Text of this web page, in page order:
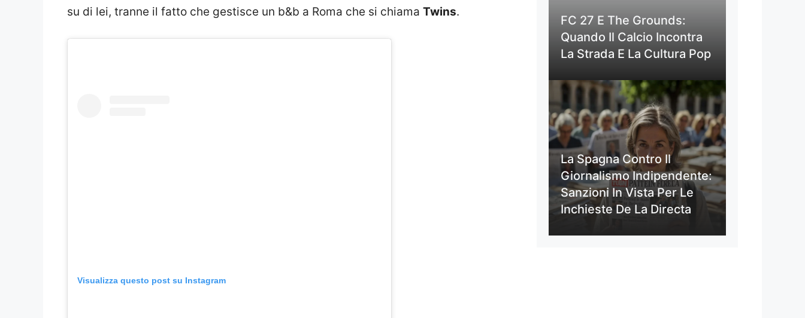
su di lei, tranne il fatto che gestisce un b&b a Roma che si chiama Twins.
Visualizza questo post su Instagram
FC 27 E The Grounds:
Quando Il Calcio Incontra
La Strada E La Cultura Pop
La Spagna Contro Il
Giornalismo Indipendente:
Sanzioni In Vista Per Le
Inchieste De La Directa